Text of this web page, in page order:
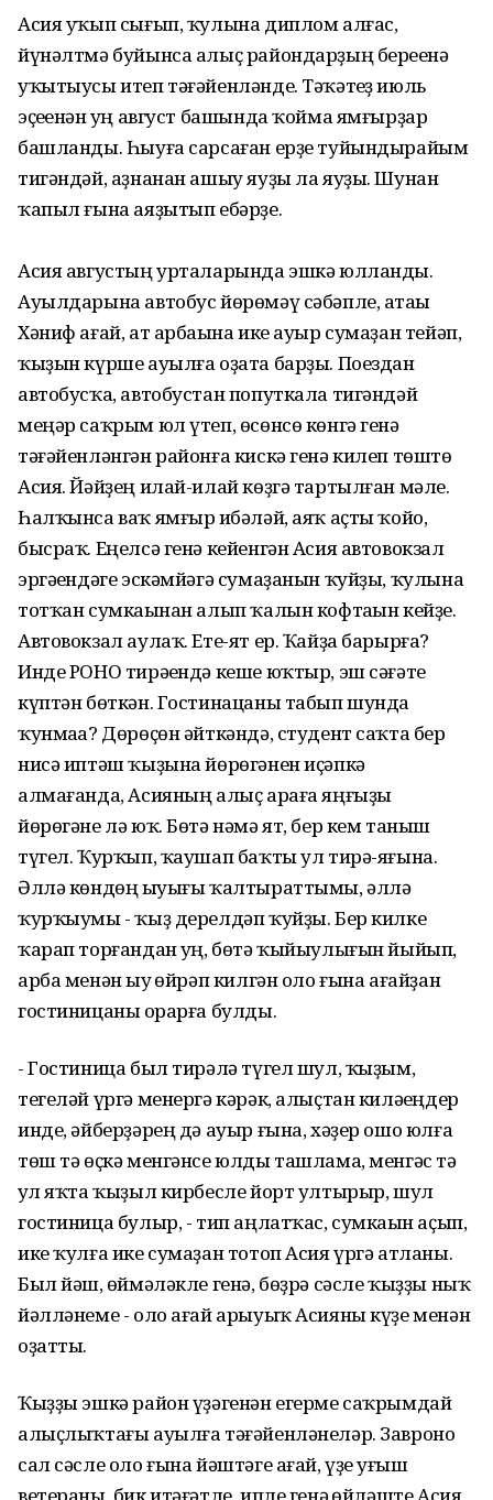
Асия уҡып сығып, ҡулына диплом алғас,
йүнәлтмә буйынса алыҫ райондарҙың береһенә
уҡытыусы итеп тәғәйенләнде. Тәҡәтһеҙ июль
эҫеһенән һуң август башында ҡойма ямғырҙар
башланды. Һыуға сарсаған ерҙе туйындырайым
тигәндәй, аҙнанан ашыу яуҙы ла яуҙы. Шунан
ҡапыл ғына аяҙытып ебәрҙе.
Асия августың урталарында эшкә юлланды.
Ауылдарына автобус йөрөмәү сәбәпле, атаһы
Хәниф ағай, ат арбаһына ике ауыр сумаҙан тейәп,
ҡыҙын күрше ауылға оҙата барҙы. Поездан
автобусҡа, автобустан попуткала тигәндәй
меңәр саҡрым юл үтеп, өсөнсө көнгә генә
тәғәйенләнгән районға кискә генә килеп төштө
Асия. Йәйҙең илай-илай көҙгә тартылған мәле.
Һалҡынса ваҡ ямғыр һибәләй, аяҡ аҫты ҡойо,
бысраҡ. Еңелсә генә кейенгән Асия автовокзал
эргәһендәге эскәмйәгә сумаҙанын ҡуйҙы, ҡулына
тотҡан сумкаһынан алып ҡалын кофтаһын кейҙе.
Автовокзал аулаҡ. Ете-ят ер. Ҡайҙа барырға?
Инде РОНО тирәһендә кеше юҡтыр, эш сәғәте
күптән бөткән. Гостинацаны табып шунда
ҡунмаһа? Дөрөҫөн әйткәндә, студент саҡта бер
нисә иптәш ҡыҙына йөрөгәнен иҫәпкә
алмағанда, Асияның алыҫ араға яңғыҙы
йөрөгәне лә юҡ. Бөтә нәмә ят, бер кем таныш
түгел. Ҡурҡып, ҡаушап баҡты ул тирә-яғына.
Әллә көндөң һыуығы ҡалтыраттымы, әллә
ҡурҡыумы - ҡыҙ дерелдәп ҡуйҙы. Бер килке
ҡарап торғандан һуң, бөтә ҡыйыулығын йыйып,
арба менән һыу һөйрәп килгән оло ғына ағайҙан
гостиницаны һорарға булды.
- Гостиница был тирәлә түгел шул, ҡыҙым,
тегеләй үргә менергә кәрәк, алыҫтан киләһеңдер
инде, әйберҙәрең дә ауыр ғына, хәҙер ошо юлға
төш тә өҫкә менгәнсе юлды ташлама, менгәс тә
һул яҡта ҡыҙыл кирбесле йорт ултырыр, шул
гостиница булыр, - тип аңлатҡас, сумкаһын аҫып,
ике ҡулға ике сумаҙан тотоп Асия үргә атланы.
Был йәш, һөймәләкле генә, бөҙрә сәсле ҡыҙҙы ныҡ
йәлләнеме - оло ағай арыуыҡ Асияны күҙе менән
оҙатты.
Ҡыҙҙы эшкә район үҙәгенән егерме саҡрымдай
алыҫлыҡтағы ауылға тәғәйенләнеләр. Завроно
сал сәсле оло ғына йәштәге ағай, үҙе һуғыш